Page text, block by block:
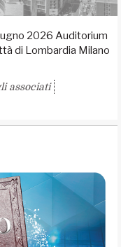
2026 Auditorium
di Lombardia Milano
associati